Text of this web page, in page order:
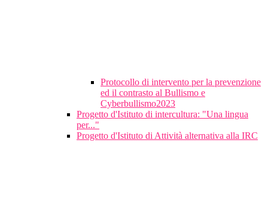
Protocollo di intervento per la prevenzione
ed il contrasto al Bullismo e
Cyberbullismo2023
Progetto d'Istituto di intercultura: "Una lingua
per..."
Progetto d'Istituto di Attività alternativa alla IRC